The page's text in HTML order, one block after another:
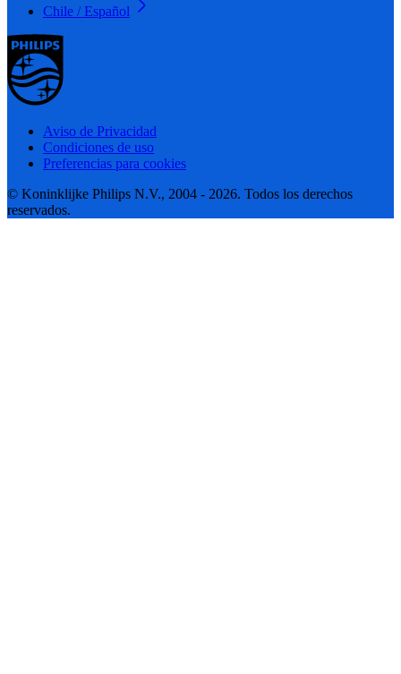
Chile / Español
Aviso de Privacidad
Condiciones de uso
Preferencias para cookies
© Koninklijke Philips N.V., 2004 - 2026. Todos los derechos
reservados.